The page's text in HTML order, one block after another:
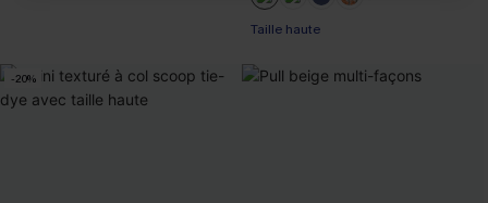
Taille haute
-20%